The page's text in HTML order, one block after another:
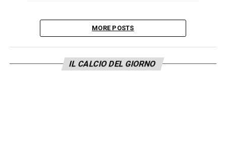
MORE POSTS
IL CALCIO DEL GIORNO